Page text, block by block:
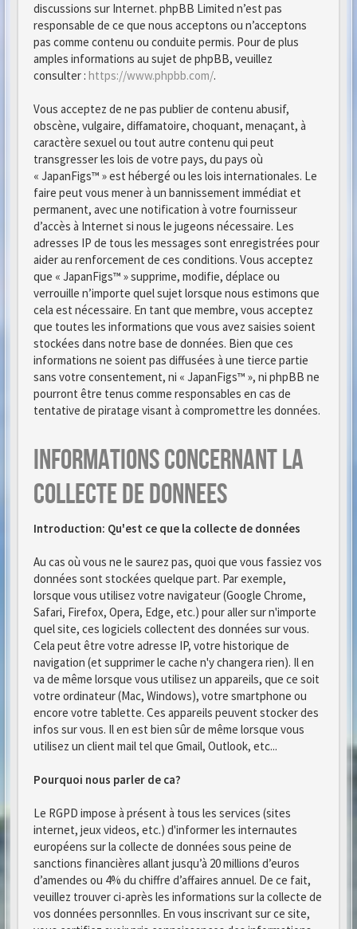
discussions sur Internet. phpBB Limited n’est pas
responsable de ce que nous acceptons ou n’acceptons
pas comme contenu ou conduite permis. Pour de plus
amples informations au sujet de phpBB, veuillez
consulter : https://www.phpbb.com/.
Vous acceptez de ne pas publier de contenu abusif,
obscène, vulgaire, diffamatoire, choquant, menaçant, à
caractère sexuel ou tout autre contenu qui peut
transgresser les lois de votre pays, du pays où
« JapanFigs™ » est hébergé ou les lois internationales. Le
faire peut vous mener à un bannissement immédiat et
permanent, avec une notification à votre fournisseur
d’accès à Internet si nous le jugeons nécessaire. Les
adresses IP de tous les messages sont enregistrées pour
aider au renforcement de ces conditions. Vous acceptez
que « JapanFigs™ » supprime, modifie, déplace ou
verrouille n’importe quel sujet lorsque nous estimons que
cela est nécessaire. En tant que membre, vous acceptez
que toutes les informations que vous avez saisies soient
stockées dans notre base de données. Bien que ces
informations ne soient pas diffusées à une tierce partie
sans votre consentement, ni « JapanFigs™ », ni phpBB ne
pourront être tenus comme responsables en cas de
tentative de piratage visant à compromettre les données.
Informations concernant la
collecte de donnees
Introduction: Qu'est ce que la collecte de données
Au cas où vous ne le saurez pas, quoi que vous fassiez vos
données sont stockées quelque part. Par exemple,
lorsque vous utilisez votre navigateur (Google Chrome,
Safari, Firefox, Opera, Edge, etc.) pour aller sur n'importe
quel site, ces logiciels collectent des données sur vous.
Cela peut être votre adresse IP, votre historique de
navigation (et supprimer le cache n'y changera rien). Il en
va de même lorsque vous utilisez un appareils, que ce soit
votre ordinateur (Mac, Windows), votre smartphone ou
encore votre tablette. Ces appareils peuvent stocker des
infos sur vous. Il en est bien sûr de même lorsque vous
utilisez un client mail tel que Gmail, Outlook, etc...
Pourquoi nous parler de ca?
Le RGPD impose à présent à tous les services (sites
internet, jeux videos, etc.) d'informer les internautes
européens sur la collecte de données sous peine de
sanctions financières allant jusqu’à 20 millions d’euros
d’amendes ou 4% du chiffre d’affaires annuel. De ce fait,
veuillez trouver ci-après les informations sur la collecte de
vos données personnlles. En vous inscrivant sur ce site,